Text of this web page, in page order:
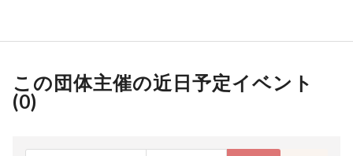
この団体主催の近日予定イベント
(0)